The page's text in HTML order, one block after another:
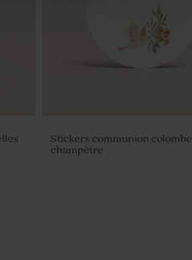
Stickers communion colombe
champêtre